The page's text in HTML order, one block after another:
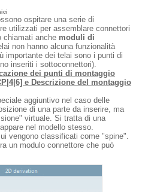
ospitare una serie di
utilizzati per assemblare connettori
chiamati anche moduli di
non hanno alcuna funzionalità
importante dei telai sono i punti di
inseriti i sottoconnettori).
dei punti di montaggio
e Descrizione del montaggio
aggiuntivo nel caso delle
di una parte da inserire, ma
virtuale. Si tratta di una
nel modello stesso.
vengono classificati come "spine".
un modulo connettore che può